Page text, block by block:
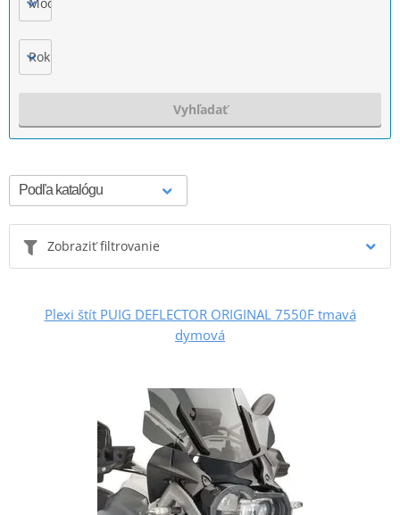
Rok výroby
Vyhľadať
Zobraziť filtrovanie
Plexi štít PUIG DEFLECTOR ORIGINAL 7550F tmavá
dymová